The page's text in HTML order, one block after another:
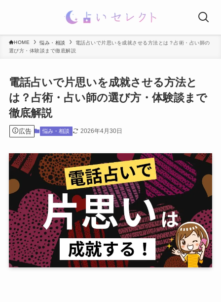
HOME 悩み・相談
電話占いで片思いを成就させる方法とは？占術・占い師の
選び方・体験談まで徹底解説
電話占いで片思いを成就させる方法と
は？占術・占い師の選び方・体験談まで
徹底解説
広告 悩み・相談 2026年4月30日